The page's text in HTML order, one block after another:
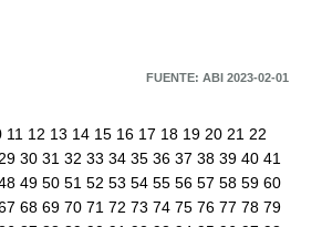
FUENTE: ABI 2023-02-01
11 12 13 14 15 16 17 18 19 20 21 22
29 30 31 32 33 34 35 36 37 38 39 40 41
49 50 51 52 53 54 55 56 57 58 59 60
68 69 70 71 72 73 74 75 76 77 78 79